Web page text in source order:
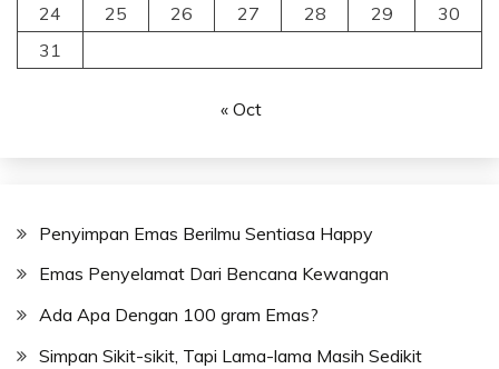
24
25 26 27 28 29
30
31
« Oct
Penyimpan Emas Berilmu Sentiasa Happy
Emas Penyelamat Dari Bencana Kewangan
Ada Apa Dengan 100 gram Emas?
Simpan Sikit-sikit, Tapi Lama-lama Masih Sedikit